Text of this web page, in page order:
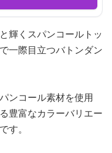
輝くスパンコールトッ
一際目立つバトンダン
ンコール素材を使用
豊富なカラーバリエー
す。